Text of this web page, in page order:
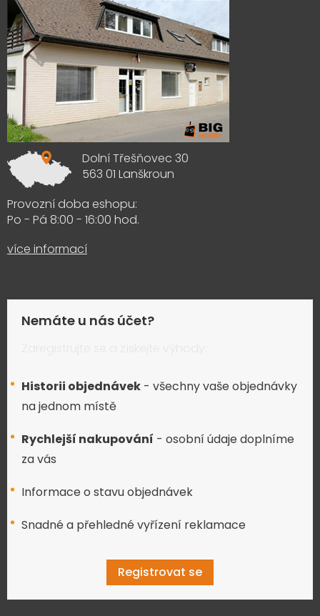
Dolní Třešňovec 30
563 01 Lanškroun
Provozní doba eshopu:
Po - Pá 8:00 - 16:00 hod.
více informací
Nemáte u nás účet?
Historii objednávek - všechny vaše objednávky
na jednom místě
Rychlejší nakupování - osobní údaje doplníme
za vás
Informace o stavu objednávek
Snadné a přehledné vyřízení reklamace
Registrovat se